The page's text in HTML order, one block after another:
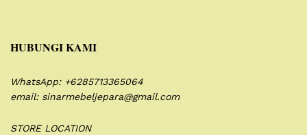
HUBUNGI KAMI
WhatsApp: +6285713365064
email: sinarmebeljepara@gmail.com
STORE LOCATION